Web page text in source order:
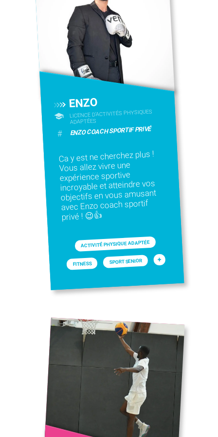
ENZO
LICENCE D’ACTIVITÉS PHYSIQUES
ADAPTÉES
# ENZO COACH SPORTIF PRIVÉ
Ca y est ne cherchez plus !
Vous allez vivre une
expérience sportive
incroyable et atteindre vos
objectifs en vous amusant
avec Enzo coach sportif
privé ! 😉👍
ACTIVITÉ PHYSIQUE ADAPTÉE
FITNESS SPORT SENIOR +